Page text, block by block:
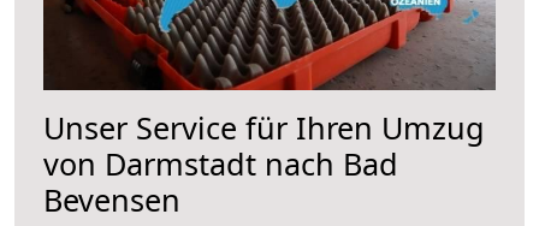
Unser Service für Ihren Umzug
von Darmstadt nach Bad
Bevensen